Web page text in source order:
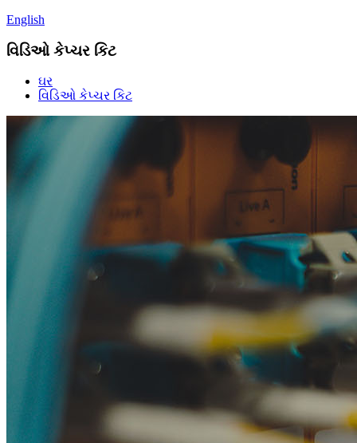
English
વિડિઓ કેપ્ચર કિટ
ઘર
વિડિઓ કેપ્ચર કિટ